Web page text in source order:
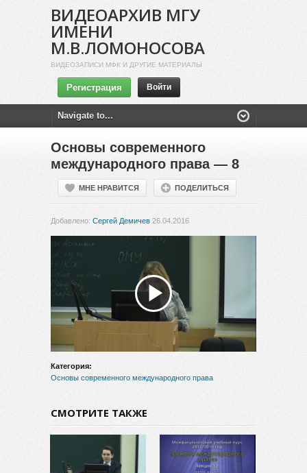
ВИДЕОАРХИВ МГУ
ИМЕНИ
М.В.ЛОМОНОСОВА
ВИДЕОЗАПИСИ МФК И ДРУГИЕ МАТЕРИАЛЫ
Регистрация Войти
Основы современного
международного права — 8
МНЕ НРАВИТСЯ ПОДЕЛИТЬСЯ
Добавлено: Сергей Демичев 26.04.2016
Воспроизвести
видео
Категория:
Основы современного международного права
СМОТРИТЕ ТАКЖЕ